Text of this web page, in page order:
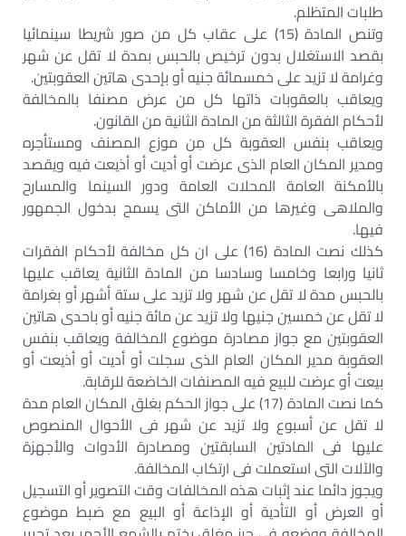
طلبات المتظلم.
وتنص المادة (15) على عقاب كل من صور شريطا سينمائيا
بقصد الاستغلال بدون ترخيص بالحبس بمدة لا تقل عن شهر
وغرامة لا تزيد على خمسمائة جنيه أو بإحدى هاتين العقوبتين.
ويعاقب بالعقوبات ذاتها كل من عرض مصنفا بالمخالفة
لأحكام الفقرة الثالثة من المادة الثانية من القانون.
ويعاقب بنفس العقوبة كل مِن موزع المصنف ومستأجره
ومدير المكان العام الذى عرضت أو أديت أو أذيعت فيه ويقصد
بالأمكنة العامة المحلات العامة ودور السينما والمسارح
والملاهى وغيرها من الأماكن التى يسمح بدخول الجمهور
فيها.
كذلك نصت المادة (16) على ان كل مخالفة لأحكام الفقرات
ثانيا ورابعا وخامسا وسادسا من المادة الثانية يعاقب عليها
بالحبس مدة لا تقل عن شهر ولا تزيد على ستة أشهر أو بغرامة
لا تقل عن خمسين جنيها ولا تزيد عن مائة جنيه أو باحدى هاتين
العقوبتين مع جواز مصادرة موضوع المخالفة ويعاقب بنفس
العقوبة مدير المكان العام الذى سجلت أو أديت أو أذيعت أو
بيعت أو عرضت للبيع فيه المصنفات الخاضعة للرقابة.
كما نصت المادة (17) على جواز الحكم بغلق المكان العام مدة
لا تقل عن أسبوع ولا تزيد عن شهر فى الأحوال المنصوص
عليها فى المادتين السابقتين ومصادرة الأدوات والأجهزة
والآلات التى استعملت فى ارتكاب المخالفة.
ويجوز دائما عند إثبات هذه المخالفات وقت التصوير أو التسجيل
أو العرض أو التأدية أو الإذاعة أو البيع مع ضبط موضوع